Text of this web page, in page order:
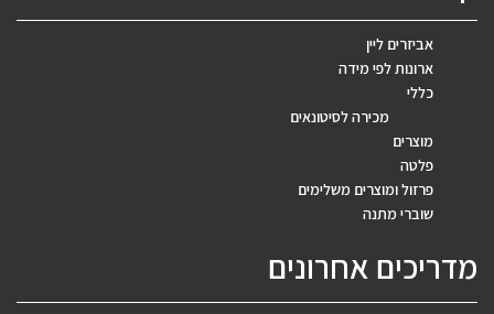
אביזרים ליין
ארונות לפי מידה
כללי
מכירה לסיטונאים
מוצרים
פלטה
פרזול ומוצרים משלימים
שוברי מתנה
מדריכים אחרונים